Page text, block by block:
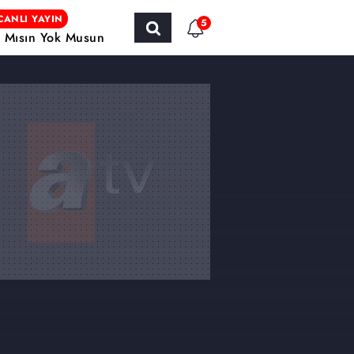
YAYIN
Yok Musun
5